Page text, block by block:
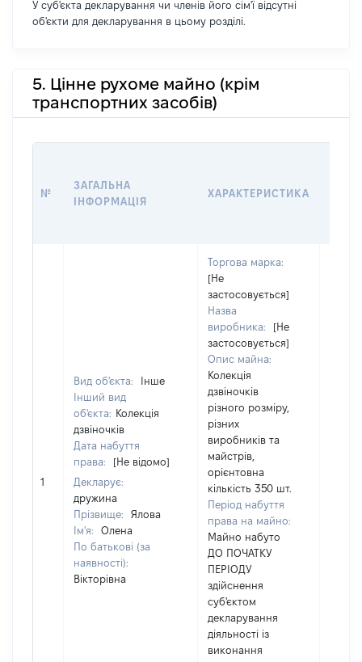
У суб'єкта декларування чи членів його сім'ї відсутні
об'єкти для декларування в цьому розділі.
5. Цінне рухоме майно (крім
транспортних засобів)
№
ЗАГАЛЬНА
ІНФОРМАЦІЯ
ХАРАКТЕРИСТИКА
1
Вид об'єкта:
Інше
Інший вид
об'єкта: Колекція
дзвіночків
Дата набуття
права:
[Не відомо]
Декларує:
дружина
Прізвище:
Ялова
Ім'я:
Олена
По батькові (за
наявності):
Вікторівна
Торгова марка:
[Не
застосовується]
Назва
виробника:
[Не
застосовується]
Опис майна:
Колекція
дзвіночків
різного розміру,
різних
виробників та
майстрів,
орієнтовна
кількість 350 шт.
Період набуття
права на майно:
Майно набуто
ДО ПОЧАТКУ
ПЕРІОДУ
здійснення
суб'єктом
декларування
діяльності із
виконання